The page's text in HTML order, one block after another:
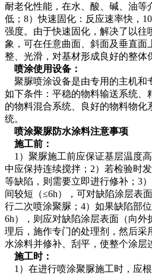
耐老化性能，在水、酸、碱、油等
低；8）快速固化：反应速率快，
强度。由于快速固化，解决了以往
象，可在任意曲面、斜面及垂直面
整、光滑，对基材形成良好的整体
喷涂使用设备：
聚脲喷涂设备是由专用的主机和
如下条件：平稳的物料输送系统、
的物料混合系统、良好的物料物化
统。
喷涂聚脲防水涂料注意事项
施工前：
1 ）聚脲施工前应保证基层温度
中应保持连续搅拌；2）若检验时
等缺陷，则需要立即进行修补；3
间较短（≤6h），可对缺陷涂层表
行二次喷涂聚脲；4）如果缺陷部
6h），则应对缺陷涂层表面（向外
理后，施作专门的处理剂，然后采
水涂料并修补、刮平，使整个涂层
施工时：
1 ）在进行喷涂聚脲施工时，应